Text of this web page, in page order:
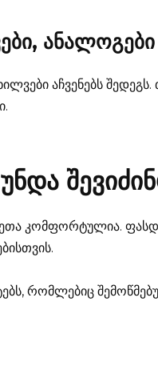
აჩვენებს
კომფორტულია.
რომლებიც